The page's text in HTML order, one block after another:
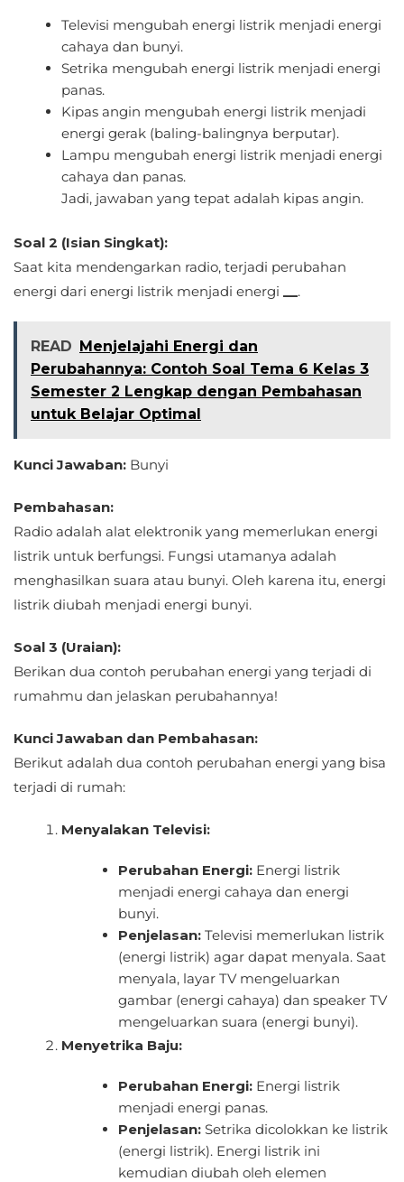
Televisi mengubah energi listrik menjadi energi
cahaya dan bunyi.
Setrika mengubah energi listrik menjadi energi
panas.
Kipas angin mengubah energi listrik menjadi
energi gerak (baling-balingnya berputar).
Lampu mengubah energi listrik menjadi energi
cahaya dan panas.
Jadi, jawaban yang tepat adalah kipas angin.
Soal 2 (Isian Singkat):
Saat kita mendengarkan radio, terjadi perubahan
energi dari energi listrik menjadi energi __.
READ Menjelajahi Energi dan
Perubahannya: Contoh Soal Tema 6 Kelas 3
Semester 2 Lengkap dengan Pembahasan
untuk Belajar Optimal
Kunci Jawaban: Bunyi
Pembahasan:
Radio adalah alat elektronik yang memerlukan energi
listrik untuk berfungsi. Fungsi utamanya adalah
menghasilkan suara atau bunyi. Oleh karena itu, energi
listrik diubah menjadi energi bunyi.
Soal 3 (Uraian):
Berikan dua contoh perubahan energi yang terjadi di
rumahmu dan jelaskan perubahannya!
Kunci Jawaban dan Pembahasan:
Berikut adalah dua contoh perubahan energi yang bisa
terjadi di rumah:
Menyalakan Televisi:
Perubahan Energi:Energi listrik
menjadi energi cahaya dan energi
bunyi.
Penjelasan:Televisi memerlukan listrik
(energi listrik) agar dapat menyala. Saat
menyala, layar TV mengeluarkan
gambar (energi cahaya) dan speaker TV
mengeluarkan suara (energi bunyi).
Menyetrika Baju:
Perubahan Energi:Energi listrik
menjadi energi panas.
Penjelasan:Setrika dicolokkan ke listrik
(energi listrik). Energi listrik ini
kemudian diubah oleh elemen